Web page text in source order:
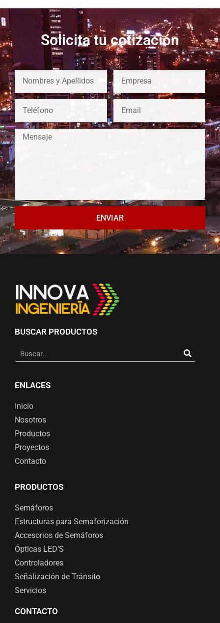
Solicita tu cotización
ENVIAR
BUSCAR PRODUCTOS
ENLACES
Inicio
Nosotros
Productos
Proyectos
Contacto
PRODUCTOS
Semáforos
Estructuras para Semaforización
Accesorios de Semáforos
Ópticas LED’S
Controladores
Señalización de Tránsito
Servicios
CONTACTO